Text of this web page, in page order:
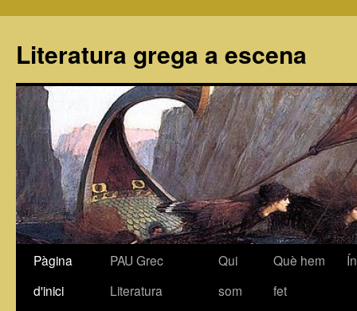
Literatura grega a escena
Vés
Pàgina
d'inici
PAU Grec
Literatura
Qui
som
Què hem
fet